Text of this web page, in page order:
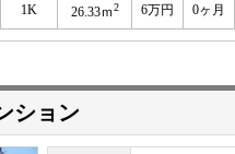
1K 26.33ｍ2 6万円 0ヶ月
ション